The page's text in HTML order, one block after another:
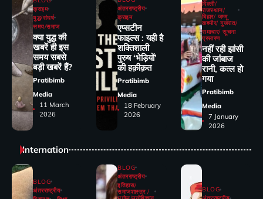
क्राइम
युद्ध/संघर्ष
समय/समाज
क्या युद्ध की
खबरें ही इस
समय सबसे
बड़ी खबरें हैं?
Pratibimb
Media
11 March
2026
अंतरराष्ट्रीय
क्राइम
एप्सटीन
फाइल्स : यही है
शक्तिशाली
पुरुष ‘भेड़ियों’
की हक़ीक़त
Pratibimb
Media
18 February
2026
दिल्ली/
राजस्थान/
बिहार/ जम्मू
कश्मीर/ गुजरात/
समाचार/ सूचना
प्रसारण
नहीं रही झांसी
की जांंबाज
रानी, कत्‍ल हो
गया
Pratibimb
Media
7 January
2026
Internation
BLOG
अंतरराष्ट्रीय
BLOG
अंतरराष्ट्रीय
इतिहास/
समाजशास्त्र /
BLOG